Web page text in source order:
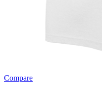
Compare